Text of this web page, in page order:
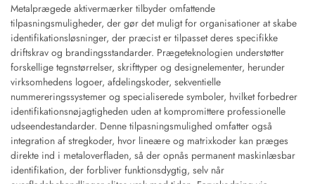
Metalprægede aktivermærker tilbyder omfattende
tilpasningsmuligheder, der gør det muligt for organisationer at skabe
identifikationsløsninger, der præcist er tilpasset deres specifikke
driftskrav og brandingsstandarder. Prægeteknologien understøtter
forskellige tegnstørrelser, skrifttyper og designelementer, herunder
virksomhedens logoer, afdelingskoder, sekventielle
nummereringssystemer og specialiserede symboler, hvilket forbedrer
identifikationsnøjagtigheden uden at kompromittere professionelle
udseendestandarder. Denne tilpasningsmulighed omfatter også
integration af stregkoder, hvor lineære og matrixkoder kan præges
direkte ind i metaloverfladen, så der opnås permanent maskinlæsbar
identifikation, der forbliver funktionsdygtig, selv når